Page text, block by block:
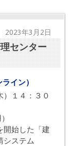
2023年3月2日
センター
イン）
１４：３０
始した「建
システム